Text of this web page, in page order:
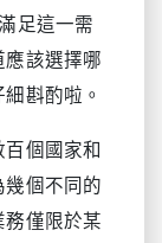
足這一需
該選擇哪
斟酌啦。
個國家和
個不同的
僅限於某